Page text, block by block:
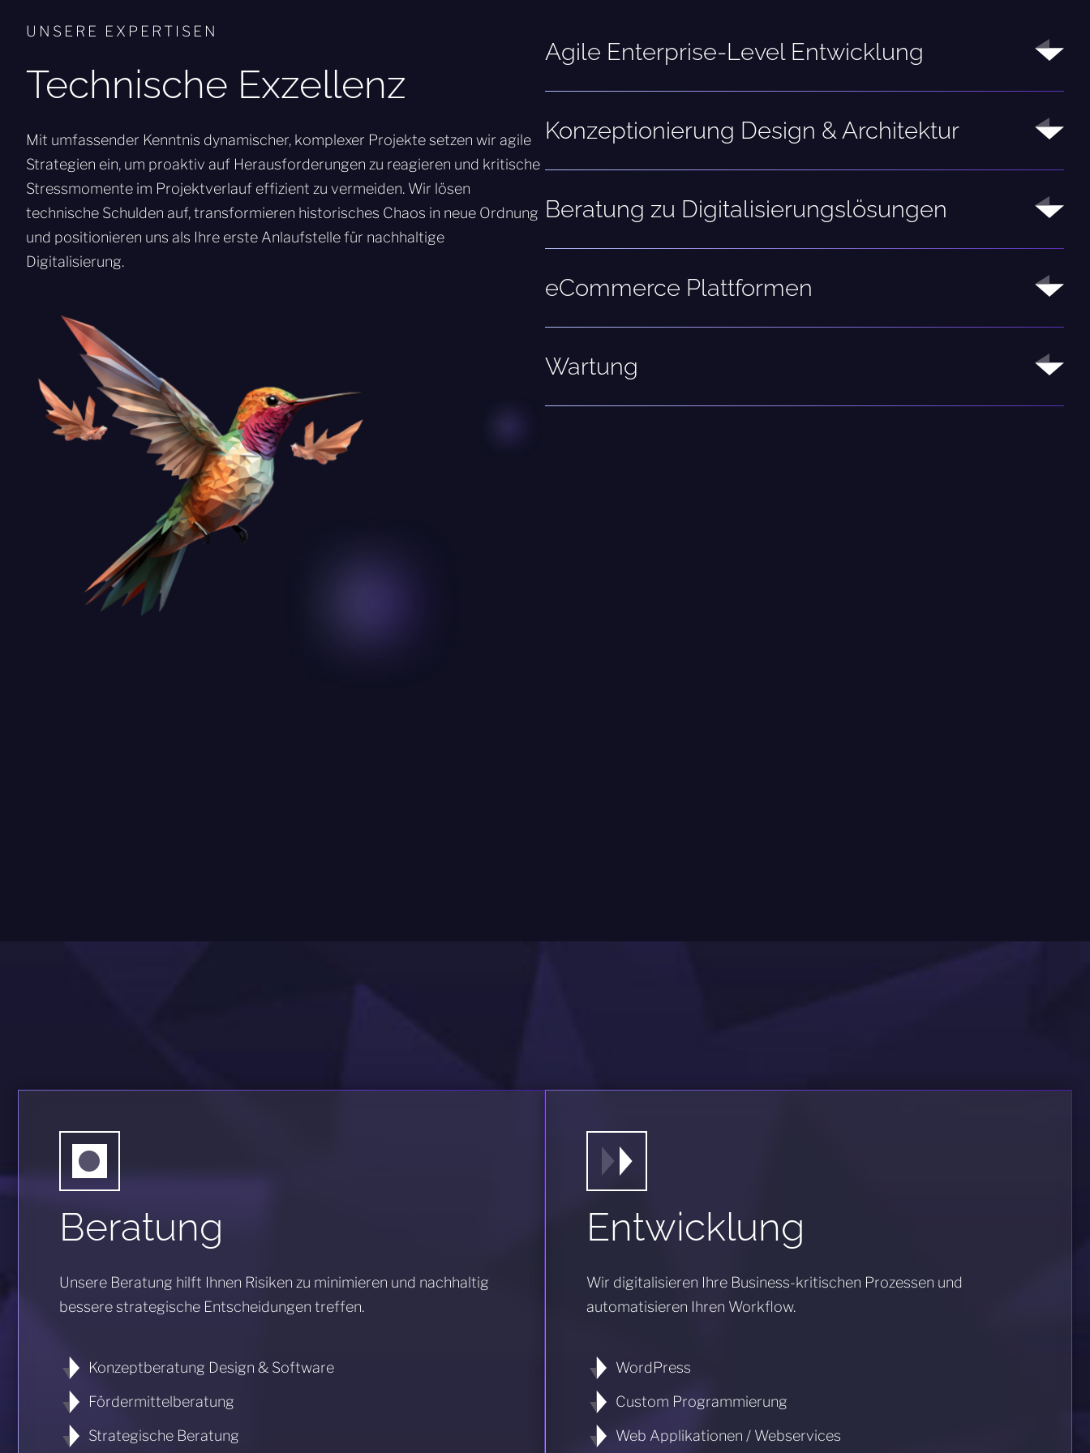
UNSERE EXPERTISEN
Technische Exzellenz
Mit umfassender Kenntnis dynamischer, komplexer Projekte setzen wir agile
Strategien ein, um proaktiv auf Herausforderungen zu reagieren und kritische
Stressmomente im Projektverlauf effizient zu vermeiden. Wir lösen
technische Schulden auf, transformieren historisches Chaos in neue Ordnung
und positionieren uns als Ihre erste Anlaufstelle für nachhaltige
Digitalisierung.
Agile Enterprise-Level Entwicklung
Konzeptionierung Design & Architektur
Beratung zu Digitalisierungslösungen
eCommerce Plattformen
Wartung
Beratung
Unsere Beratung hilft Ihnen Risiken zu minimieren und nachhaltig
bessere strategische Entscheidungen treffen.
Konzeptberatung Design & Software
Fördermittelberatung
Strategische Beratung
Entwicklung
Wir digitalisieren Ihre Business-kritischen Prozessen und
automatisieren Ihren Workflow.
WordPress
Custom Programmierung
Web Applikationen / Webservices